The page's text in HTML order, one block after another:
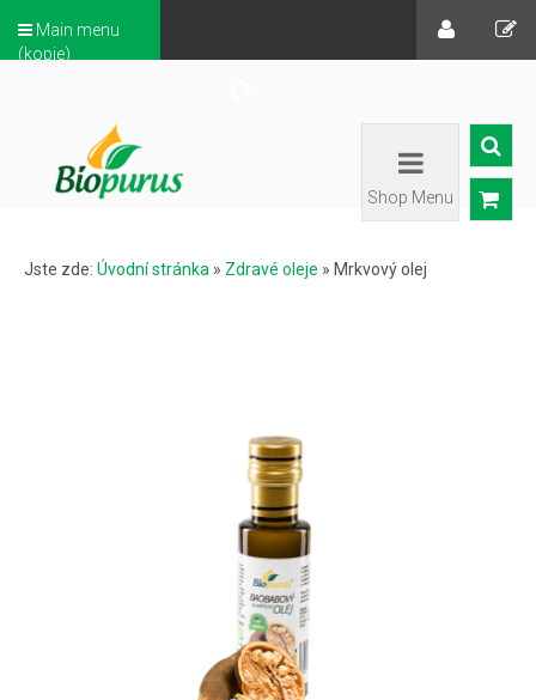
Main menu
(kopie)
Shop Menu
Jste zde: Úvodní stránka » Zdravé oleje » Mrkvový olej